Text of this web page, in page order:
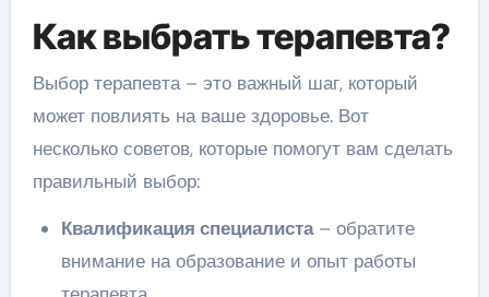
Как выбрать терапевта?
Выбор терапевта – это важный шаг, который
может повлиять на ваше здоровье. Вот
несколько советов, которые помогут вам сделать
правильный выбор:
Квалификация специалиста– обратите
внимание на образование и опыт работы